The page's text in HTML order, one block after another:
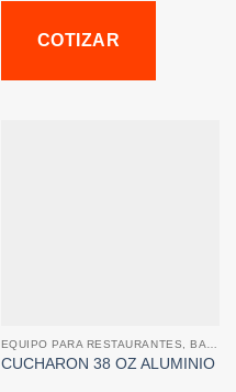
COTIZAR
CUCHARON 38 OZ ALUMINIO